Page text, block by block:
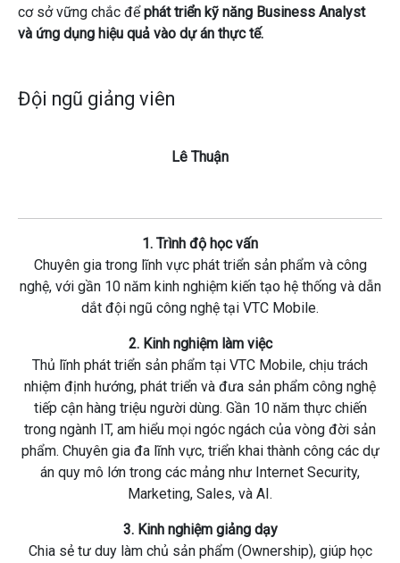
cơ sở vững chắc đểphát triển kỹ năng Business Analyst
và ứng dụng hiệu quả vào dự án thực tế.
Đội ngũ giảng viên
Lê Thuận
1. Trình độ học vấn
Chuyên gia trong lĩnh vực phát triển sản phẩm và công
nghệ, với gần 10 năm kinh nghiệm kiến tạo hệ thống và dẫn
dắt đội ngũ công nghệ tại VTC Mobile.
2. Kinh nghiệm làm việc
Thủ lĩnh phát triển sản phẩm tại VTC Mobile, chịu trách
nhiệm định hướng, phát triển và đưa sản phẩm công nghệ
tiếp cận hàng triệu người dùng. Gần 10 năm thực chiến
trong ngành IT, am hiểu mọi ngóc ngách của vòng đời sản
phẩm. Chuyên gia đa lĩnh vực, triển khai thành công các dự
án quy mô lớn trong các mảng như Internet Security,
Marketing, Sales, và AI.
3. Kinh nghiệm giảng dạy
Chia sẻ tư duy làm chủ sản phẩm (Ownership), giúp học